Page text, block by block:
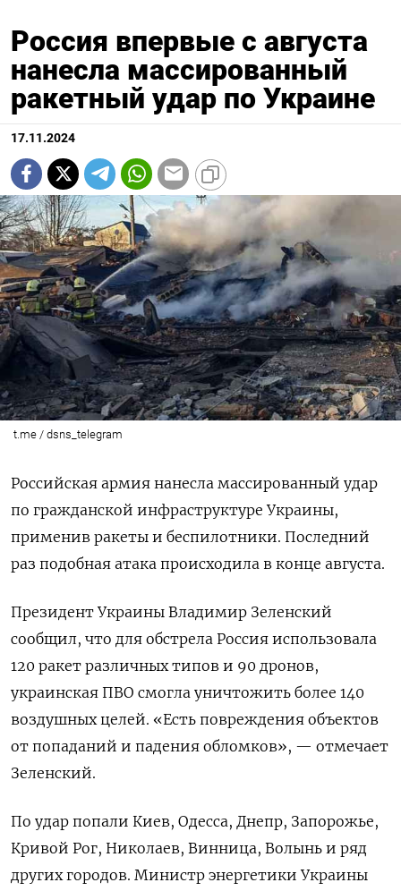
Россия впервые с августа
нанесла массированный
ракетный удар по Украине
17.11.2024
t.me / dsns_telegram
Российская армия нанесла массированный удар
по гражданской инфраструктуре Украины,
применив ракеты и беспилотники. Последний
раз подобная атака происходила в конце августа.
Президент Украины Владимир Зеленский
сообщил, что для обстрела Россия использовала
120 ракет различных типов и 90 дронов,
украинская ПВО смогла уничтожить более 140
воздушных целей. «Есть повреждения объектов
от попаданий и падения обломков», — отмечает
Зеленский.
По удар попали Киев, Одесса, Днепр, Запорожье,
Кривой Рог, Николаев, Винница, Волынь и ряд
других городов. Министр энергетики Украины